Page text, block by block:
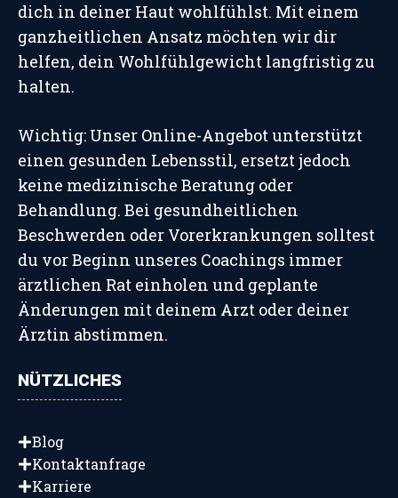
dich in deiner Haut wohlfühlst. Mit einem
ganzheitlichen Ansatz möchten wir dir
helfen, dein Wohlfühlgewicht langfristig zu
halten.
Wichtig: Unser Online-Angebot unterstützt
einen gesunden Lebensstil, ersetzt jedoch
keine medizinische Beratung oder
Behandlung. Bei gesundheitlichen
Beschwerden oder Vorerkrankungen solltest
du vor Beginn unseres Coachings immer
ärztlichen Rat einholen und geplante
Änderungen mit deinem Arzt oder deiner
Ärztin abstimmen.
NÜTZLICHES
Blog
Kontaktanfrage
Karriere